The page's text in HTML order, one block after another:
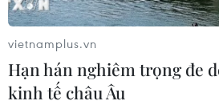
vietnamplus.vn
Hạn hán nghiêm trọng đe
kinh tế châu Âu